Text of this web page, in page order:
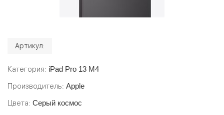
Артикул:
Категория iPad Pro 13 M4
Производитель Apple
Цвета Серый космос